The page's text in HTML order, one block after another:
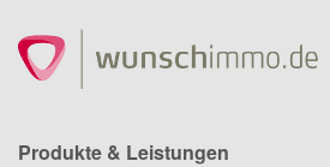
Produkte & Leistungen